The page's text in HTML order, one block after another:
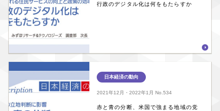
行政のデジタル化は何をもたらすか
日本経済の動向
2021年12月・2022年1月 No.534
赤と青の分断、米国で強まる地域の党